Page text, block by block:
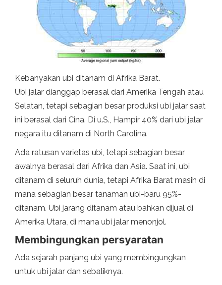
Kebanyakan ubi ditanam di Afrika Barat.
Ubi jalar dianggap berasal dari Amerika Tengah atau
Selatan, tetapi sebagian besar produksi ubi jalar saat
ini berasal dari Cina. Di u.S., Hampir 40% dari ubi jalar
negara itu ditanam di North Carolina.
Ada ratusan varietas ubi, tetapi sebagian besar
awalnya berasal dari Afrika dan Asia. Saat ini, ubi
ditanam di seluruh dunia, tetapi Afrika Barat masih di
mana sebagian besar tanaman ubi-baru 95%-
ditanam. Ubi jarang ditanam atau bahkan dijual di
Amerika Utara, di mana ubi jalar menonjol.
Membingungkan persyaratan
Ada sejarah panjang ubi yang membingungkan
untuk ubi jalar dan sebaliknya.